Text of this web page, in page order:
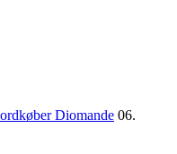
Diomande 06.